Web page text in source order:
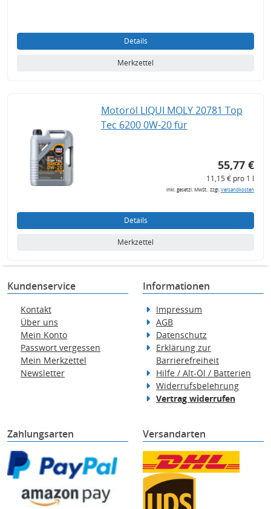
Details
Merkzettel
Motoröl LIQUI MOLY 20781 Top
Tec 6200 0W-20 für
55,77 €
11,15 € pro 1 l
inkl. gesetzl. MwSt., zzgl.Versandkosten
Details
Merkzettel
Kundenservice
Kontakt
Über uns
Mein Konto
Passwort vergessen
Mein Merkzettel
Newsletter
Informationen
Impressum
AGB
Datenschutz
Erklärung zur
Barrierefreiheit
Hilfe / Alt-Öl / Batterien
Widerrufsbelehrung
Vertrag widerrufen
Zahlungsarten Versandarten